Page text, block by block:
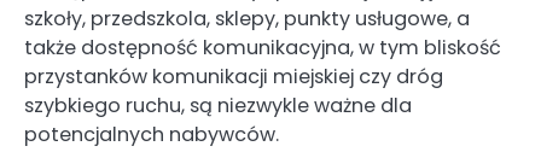
szkoły, przedszkola, sklepy, punkty usługowe, a
także dostępność komunikacyjna, w tym bliskość
przystanków komunikacji miejskiej czy dróg
szybkiego ruchu, są niezwykle ważne dla
potencjalnych nabywców.